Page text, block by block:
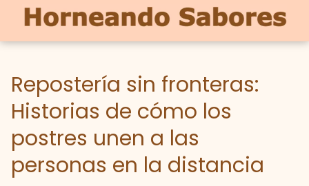
Repostería sin fronteras:
Historias de cómo los
postres unen a las
personas en la distancia